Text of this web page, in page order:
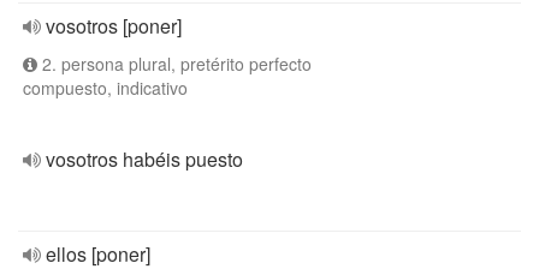
vosotros [poner]
2. persona plural, pretérito perfecto
compuesto, indicativo
vosotros habéis puesto
ellos [poner]